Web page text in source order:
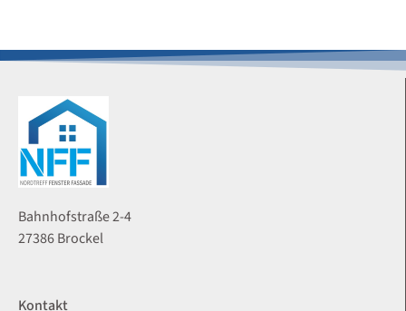
Bahnhofstraße 2-4
27386 Brockel
Kontakt